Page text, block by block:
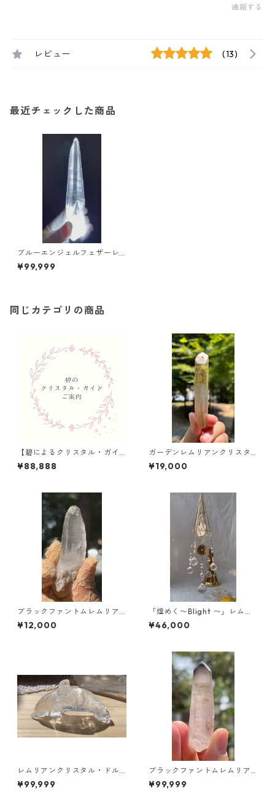
通報する
レビュー (13)
最近チェックした商品
ブルーエンジェルフェザーレ
ムリアン/size L 注※こちらは
天然石のみの販売価格です
¥99,999
同じカテゴリの商品
【碧によるクリスタル・ガイ
ド】のご案内
¥88,888
ガーデンレムリアンクリスタ
ル/ブラジル／ミナスジェライ
ス
¥19,000
ブラックファントムレムリア
ン/ブラジル /ミネスジェライ
ス
¥12,000
「煌めく〜Blight 〜」レムリ
アンクリスタル・サンキャチ
ャー/新作/2026新年特別限定
¥46,000
レムリアンクリスタル・ドル
フィン/手彫り Brazil /Bahia/
Alegre City
¥99,999
ブラックファントムレムリア
ン/ブラジル／ミナスジェライ
ス
¥99,999